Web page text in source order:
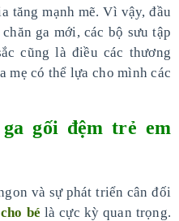
tăng mạnh mẽ. Vì vậy, đầu
ga mới, các bộ sưu tập
cũng là điều các thương
mẹ có thể lựa cho mình các
gối đệm trẻ em
và sự phát triển cân đối
bé là cực kỳ quan trọng.